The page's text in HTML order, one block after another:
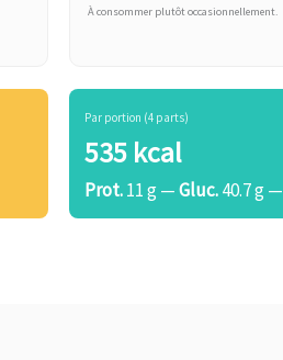
À consommer plutôt occasionnellement.
Par portion (4 parts)
535 kcal
Prot.11 g —Gluc.40.7 g —